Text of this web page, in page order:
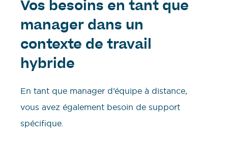
Vos besoins en tant que
manager dans un
contexte de travail
hybride
En tant que manager d’équipe à distance,
vous avez également besoin de support
spécifique.